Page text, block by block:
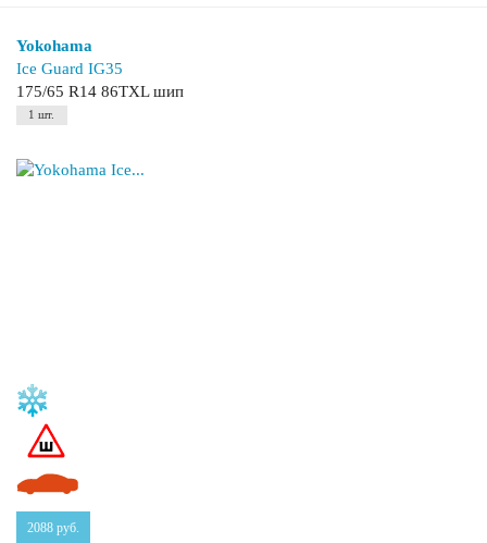
Yokohama
Ice Guard IG35
175/65 R14 86TXL шип
1 шт.
2088 руб.